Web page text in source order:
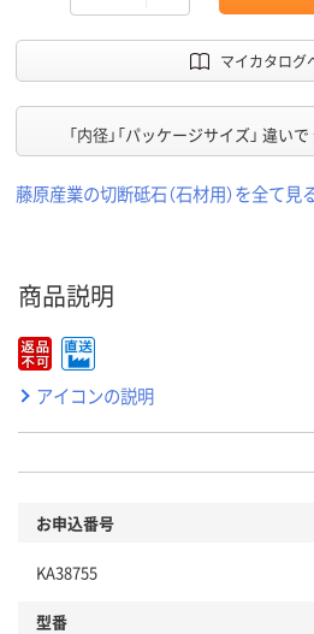
マイカタログ
「内径」「パッケージサイズ」 違い
藤原産業の切断砥石（石材用）を全て見
商品説明
アイコンの説明
お申込番号
KA38755
型番